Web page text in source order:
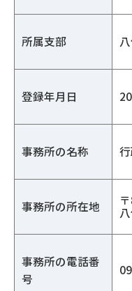
所属支部
登録年月日
事務所の名称
事務所の所在地
事務所の電話番
号